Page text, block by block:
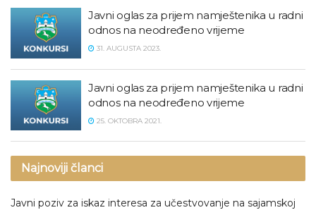
Javni oglas za prijem namještenika u radni
odnos na neodređeno vrijeme
31. AUGUSTA 2023.
Javni oglas za prijem namještenika u radni
odnos na neodređeno vrijeme
25. OKTOBRA 2021.
Najnoviji članci
Javni poziv za iskaz interesa za učestvovanje na sajamskoj